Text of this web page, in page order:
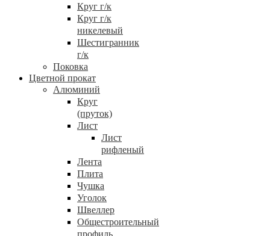
Круг г/к
Круг г/к
никелевый
Шестигранник
г/к
Поковка
Цветной прокат
Алюминий
Круг
(пруток)
Лист
Лист
рифленый
Лента
Плита
Чушка
Уголок
Швеллер
Общестроительный
профиль